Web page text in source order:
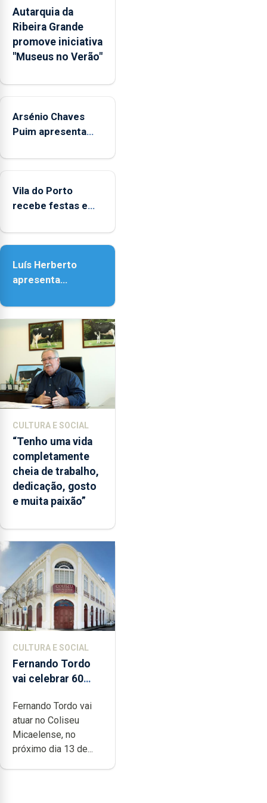
na
Rede
Municipal
de
aos
durante
o
de
entre
as
e
as
18h00.
Autarquia da
Ribeira Grande
promove iniciativa
"Museus no Verão"
Arsénio Chaves
Puim apresenta
de Vila do Porto
Vila do Porto
recebe festas em
Senhora da
Luís Herberto
apresenta
Paisagem’
CULTURA E SOCIAL
“Tenho uma vida
completamente
cheia de trabalho,
dedicação, gosto
e muita paixão”
CULTURA E SOCIAL
Fernando Tordo
vai celebrar 60
no Coliseu
Micaelense
Fernando Tordo vai
atuar no Coliseu
Micaelense, no
próximo dia 13 de...